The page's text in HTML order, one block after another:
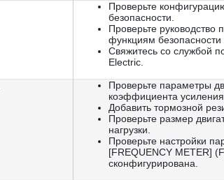
Проверьте
безопасности.
Проверьте руководство
функциям безопасности
Свяжитесь со службой
Electric.
Проверьте параметры
коэффициента усиления
Добавить тормозной
Проверьте размер
нагрузки.
Проверьте настройки
[FREQUENCY METER]
сконфигурирована.